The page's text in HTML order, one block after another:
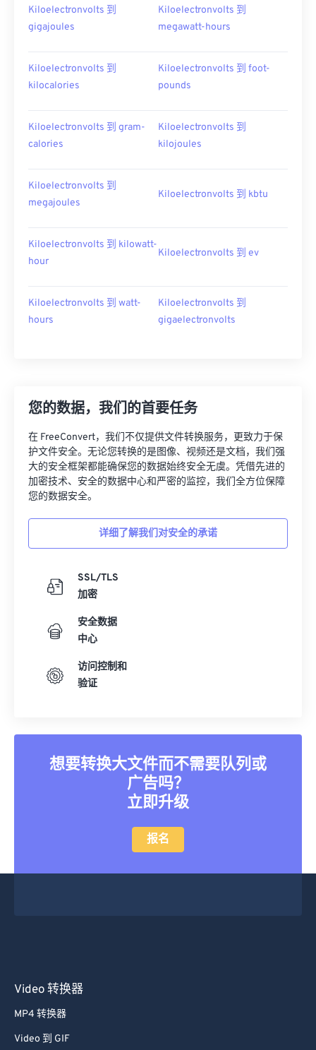
Kiloelectronvolts 到
gigajoules
Kiloelectronvolts 到
megawatt-hours
Kiloelectronvolts 到
kilocalories
Kiloelectronvolts 到 foot-
pounds
Kiloelectronvolts 到 gram-
calories
Kiloelectronvolts 到
kilojoules
Kiloelectronvolts 到
megajoules
Kiloelectronvolts 到 kbtu
Kiloelectronvolts 到 kilowatt-
hour
Kiloelectronvolts 到 ev
Kiloelectronvolts 到 watt-
hours
Kiloelectronvolts 到
gigaelectronvolts
您的数据，我们的首要任务
在 FreeConvert，我们不仅提供文件转换服务，更致力于保
护文件安全。无论您转换的是图像、视频还是文档，我们强
大的安全框架都能确保您的数据始终安全无虞。凭借先进的
加密技术、安全的数据中心和严密的监控，我们全方位保障
您的数据安全。
详细了解我们对安全的承诺
SSL/TLS
加密
安全数据
中心
访问控制和
验证
想要转换大文件而不需要队列或
广告吗？
立即升级
报名
Video 转换器
MP4 转换器
Video 到 GIF